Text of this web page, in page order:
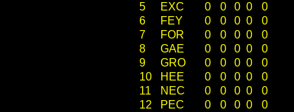
5
EXC 0 0 0 0
0
6
FEY 0 0 0 0
0
7
FOR 0 0 0 0
0
8
GAE 0 0 0 0
0
9
GRO 0 0 0 0
0
10
HEE 0 0 0 0
0
11
NEC 0 0 0 0
0
12
PEC 0 0 0 0
0